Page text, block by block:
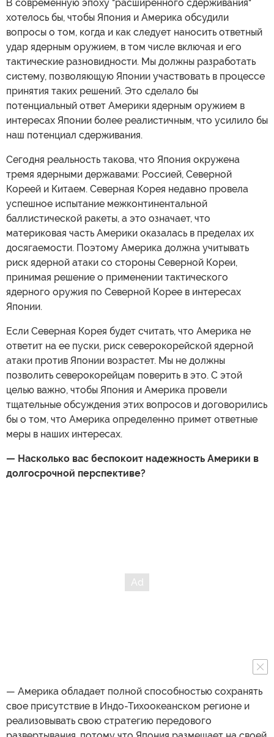
В современную эпоху "расширенного сдерживания"
хотелось бы, чтобы Япония и Америка обсудили
вопросы о том, когда и как следует наносить ответный
удар ядерным оружием, в том числе включая и его
тактические разновидности. Мы должны разработать
систему, позволяющую Японии участвовать в процессе
принятия таких решений. Это сделало бы
потенциальный ответ Америки ядерным оружием в
интересах Японии более реалистичным, что усилило бы
наш потенциал сдерживания.
Сегодня реальность такова, что Япония окружена
тремя ядерными державами: Россией, Северной
Кореей и Китаем. Северная Корея недавно провела
успешное испытание межконтинентальной
баллистической ракеты, а это означает, что
материковая часть Америки оказалась в пределах их
досягаемости. Поэтому Америка должна учитывать
риск ядерной атаки со стороны Северной Кореи,
принимая решение о применении тактического
ядерного оружия по Северной Корее в интересах
Японии.
Если Северная Корея будет считать, что Америка не
ответит на ее пуски, риск северокорейской ядерной
атаки против Японии возрастет. Мы не должны
позволить северокорейцам поверить в это. С этой
целью важно, чтобы Япония и Америка провели
тщательные обсуждения этих вопросов и договорились
бы о том, что Америка определенно примет ответные
меры в наших интересах.
— Насколько вас беспокоит надежность Америки в
долгосрочной перспективе?
— Америка обладает полной способностью сохранять
свое присутствие в Индо-Тихоокеанском регионе и
реализовывать свою стратегию передового